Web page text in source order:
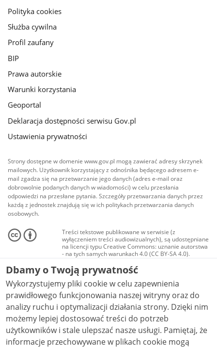
gov.pl
Polityka cookies
Służba cywilna
Profil zaufany
BIP
Prawa autorskie
Warunki korzystania
Geoportal
Deklaracja dostępności serwisu Gov.pl
Ustawienia prywatności
Strony dostępne w domenie www.gov.pl mogą zawierać adresy skrzynek
mailowych. Użytkownik korzystający z odnośnika będącego adresem e-
mail zgadza się na przetwarzanie jego danych (adres e-mail oraz
dobrowolnie podanych danych w wiadomości) w celu przesłania
odpowiedzi na przesłane pytania. Szczegóły przetwarzania danych przez
każdą z jednostek znajdują się w ich politykach przetwarzania danych
osobowych.
Treści tekstowe publikowane w serwisie (z
wyłączeniem treści audiowizualnych), są udostępniane
na licencji typu Creative Commons: uznanie autorstwa
- na tych samych warunkach 4.0 (CC BY-SA 4.0).
Materiały audiowizualne, w tym zdjęcia, materiały
audio i wideo, są udostępniane na licencji typu
Creative Commons: uznanie autorstwa użycie
niekomercyjne - bez utworów zależnych 4.0 (CC BY-
NC-ND 4.0), o ile nie jest to stwierdzone inaczej.
Dbamy o Twoją prywatność
Wykorzystujemy pliki cookie w celu zapewnienia
prawidłowego funkcjonowania naszej witryny oraz do
analizy ruchu i optymalizacji działania strony. Dzięki nim
możemy lepiej dostosować treści do potrzeb
użytkowników i stale ulepszać nasze usługi. Pamiętaj, że
informacje przechowywane w plikach cookie mogą